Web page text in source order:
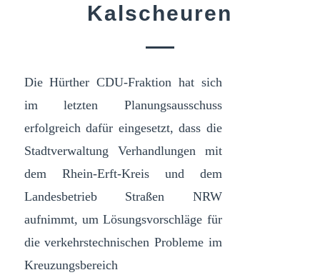
Kalscheuren
Die Hürther CDU-Fraktion hat sich
im letzten Planungsausschuss
erfolgreich dafür eingesetzt, dass die
Stadtverwaltung Verhandlungen mit
dem Rhein-Erft-Kreis und dem
Landesbetrieb Straßen NRW
aufnimmt, um Lösungsvorschläge für
die verkehrstechnischen Probleme im
Kreuzungsbereich